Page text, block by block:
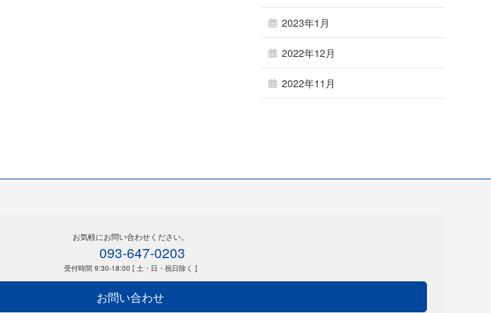
2023年1月
2022年12月
2022年11月
お気軽にお問い合わせください。
093-647-0203
受付時間 9:30-18:00 [ 土・日・祝日除く ]
お問い合わせ